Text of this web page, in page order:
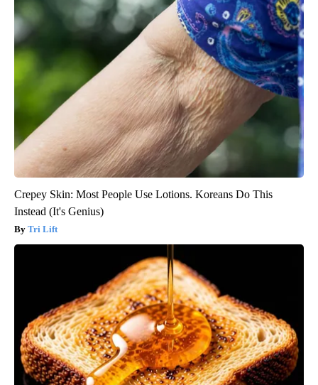
Crepey Skin: Most People Use Lotions. Koreans Do This
Instead (It's Genius)
Tri Lift